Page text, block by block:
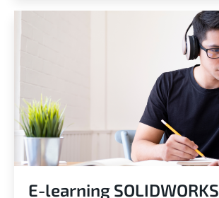
E-learning SOLIDWORKS